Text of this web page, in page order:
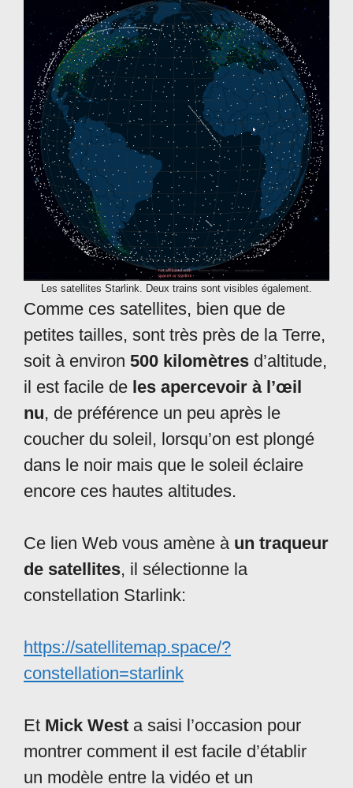
Les satellites Starlink. Deux trains sont visibles également.
Comme ces satellites, bien que de
petites tailles, sont très près de la Terre,
soit à environ 500 kilomètres d’altitude,
il est facile de les apercevoir à l’œil
nu, de préférence un peu après le
coucher du soleil, lorsqu’on est plongé
dans le noir mais que le soleil éclaire
encore ces hautes altitudes.
Ce lien Web vous amène à un traqueur
de satellites, il sélectionne la
constellation Starlink:
https://satellitemap.space/?
constellation=starlink
Et Mick West a saisi l’occasion pour
montrer comment il est facile d’établir
un modèle entre la vidéo et un